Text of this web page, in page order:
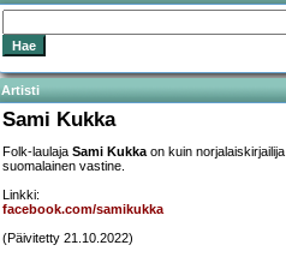
Artisti
Sami Kukka
Folk-laulaja Sami Kukkaon kuin norjalaiskirjailija
suomalainen vastine.
Linkki:
facebook.com/samikukka
(Päivitetty 21.10.2022)